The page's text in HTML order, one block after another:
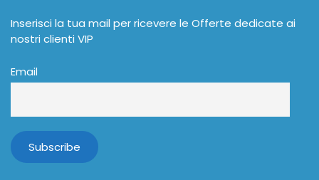
Inserisci la tua mail per ricevere le Offerte dedicate ai
nostri clienti VIP
Email